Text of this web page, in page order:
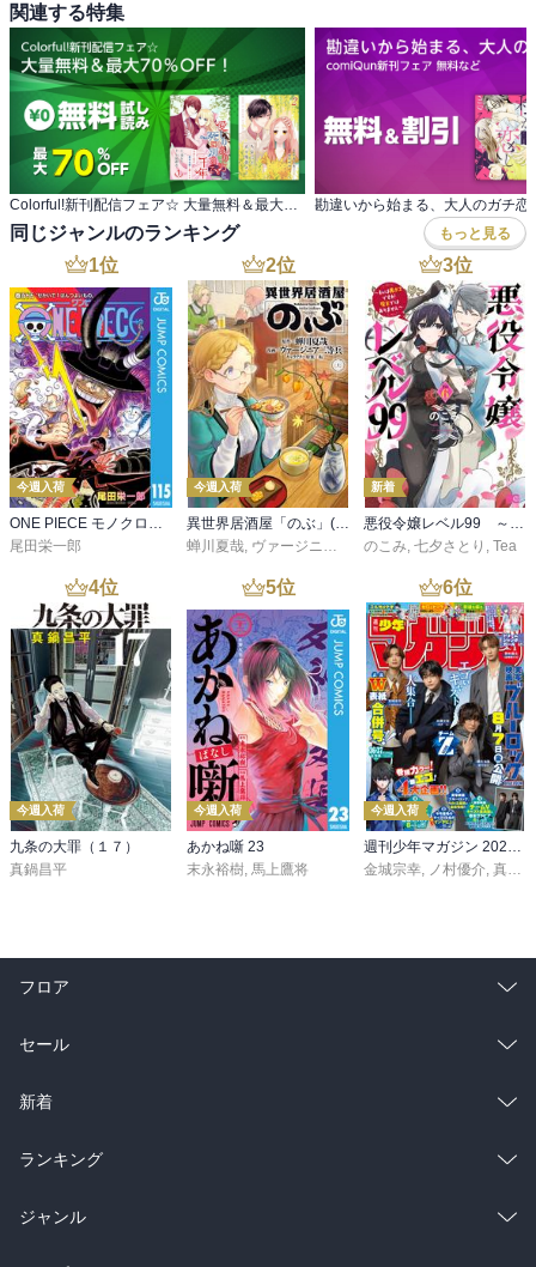
関連する特集
Colorful!新刊配信フェア☆ 大量無料＆最大70％OFF！
同じジャンルのランキング もっと見る
1位
今週入荷
ONE PIECE モノクロ版 115
尾田栄一郎
2位
今週入荷
異世界居酒屋「のぶ」(22)
蝉川夏哉, ヴァージニア二等兵 ,転
3位
新着
悪役令嬢レベル99 ～私は裏ボスですが魔王ではありません～ その６
のこみ, 七夕さとり , Tea
4位
今週入荷
九条の大罪（１７）
真鍋昌平
5位
今週入荷
あかね噺 23
末永裕樹 馬上鷹将
6位
今週入荷
金城宗幸
ノ村優介 真島ヒロ
フロア
総合
ラノベ
雑誌・グラビア
BL・TL
セール
総合
ラノベ
雑誌・グラビア
新着
総合
ラノベ
ランキング
総合
ジャンル